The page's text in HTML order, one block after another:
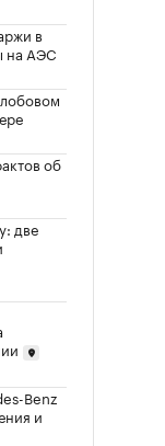
в
на АЭС
об
две
Benz
и